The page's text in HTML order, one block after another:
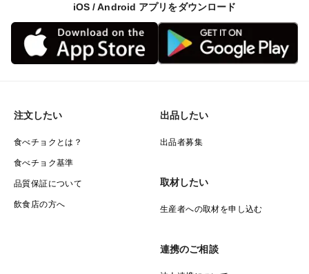
iOS / Android アプリをダウンロード
注文したい
食べチョクとは？
食べチョク基準
品質保証について
飲食店の方へ
出品したい
出品者募集
取材したい
生産者への取材を申し込む
連携のご相談